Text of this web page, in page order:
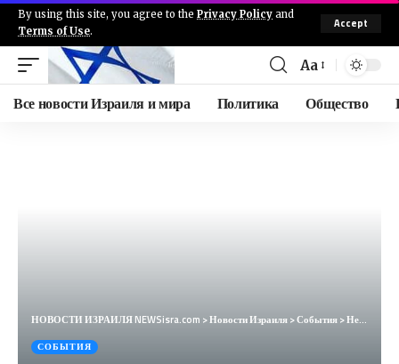
By using this site, you agree to the Privacy Policy and
Terms of Use.
Accept
Aa
Все новости Израиля и мира Политика Общество
НОВОСТИ ИЗРАИЛЯ NEWSisra.com >Новости Израиля>События>Некоторое время назад истребители ВВС атаковали Нусейрат в центре сектора Газа. На месте атаки возни
СОБЫТИЯ